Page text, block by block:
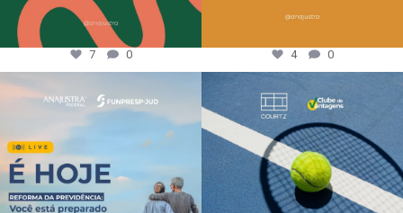
7 0 4 0